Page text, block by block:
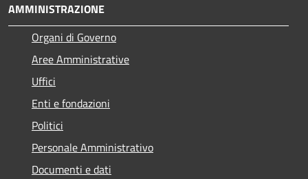
AMMINISTRAZIONE
Organi di Governo
Aree Amministrative
Uffici
Enti e fondazioni
Politici
Personale Amministrativo
Documenti e dati